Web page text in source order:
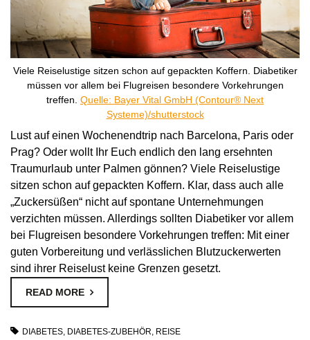
Viele Reiselustige sitzen schon auf gepackten Koffern. Diabetiker
müssen vor allem bei Flugreisen besondere Vorkehrungen
treffen. Quelle: Bayer Vital GmbH (Contour® Next
Systeme)/shutterstock
Lust auf einen Wochenendtrip nach Barcelona, Paris oder
Prag? Oder wollt Ihr Euch endlich den lang ersehnten
Traumurlaub unter Palmen gönnen? Viele Reiselustige
sitzen schon auf gepackten Koffern. Klar, dass auch alle
„Zuckersüßen“ nicht auf spontane Unternehmungen
verzichten müssen. Allerdings sollten Diabetiker vor allem
bei Flugreisen besondere Vorkehrungen treffen: Mit einer
guten Vorbereitung und verlässlichen Blutzuckerwerten
sind ihrer Reiselust keine Grenzen gesetzt.
READ MORE
DIABETES, DIABETES-ZUBEHÖR, REISE